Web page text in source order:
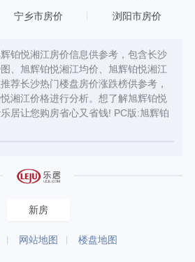
宁乡市房价 浏阳市房价
铂悦湘江房价信息供参考，包含长沙
、旭辉铂悦湘江均价、旭辉铂悦湘江
荐长沙热门楼盘房价涨跌榜供参考，
湘江价格进行分析。想了解旭辉铂悦
居让您购房省心又省钱! PC版:旭辉铂
新房
网站地图 楼盘地图